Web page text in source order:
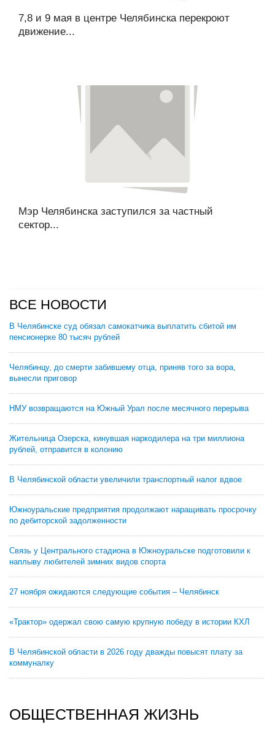
7,8 и 9 мая в центре Челябинска перекроют
движение...
Мэр Челябинска заступился за частный
сектор...
ВСЕ НОВОСТИ
В Челябинске суд обязал самокатчика выплатить сбитой им
пенсионерке 80 тысяч рублей
Челябинцу, до смерти забившему отца, приняв того за вора,
вынесли приговор
НМУ возвращаются на Южный Урал после месячного перерыва
Жительница Озерска, кинувшая наркодилера на три миллиона
рублей, отправится в колонию
В Челябинской области увеличили транспортный налог вдвое
Южноуральские предприятия продолжают наращивать просрочку
по дебиторской задолженности
Связь у Центрального стадиона в Южноуральске подготовили к
наплыву любителей зимних видов спорта
27 ноября ожидаются следующие события – Челябинск
«Трактор» одержал свою самую крупную победу в истории КХЛ
В Челябинской области в 2026 году дважды повысят плату за
коммуналку
ОБЩЕСТВЕННАЯ ЖИЗНЬ